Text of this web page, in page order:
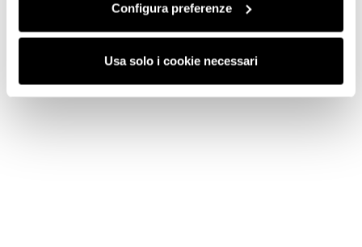
Configura preferenze
Usa solo i cookie necessari